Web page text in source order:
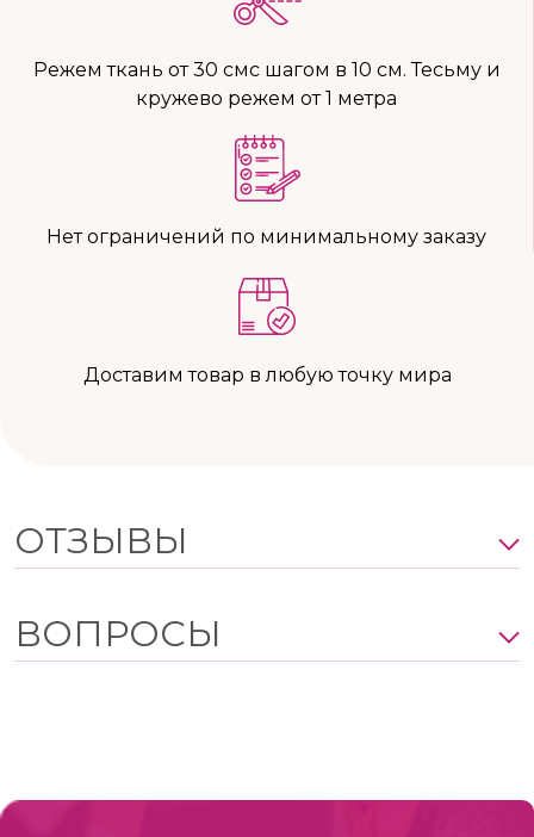
Режем ткань от 30 смс шагом в 10 см. Тесьму и
кружево режем от 1 метра
Нет ограничений по минимальному заказу
Доставим товар в любую точку мира
ОТЗЫВЫ
ВОПРОСЫ